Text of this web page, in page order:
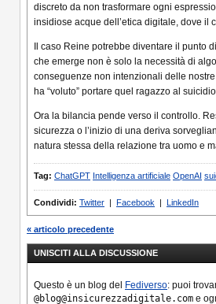
discreto da non trasformare ogni
insidiose acque dell’etica digitale, dove il
Il caso Reine potrebbe diventare il punto
che emerge non è solo la necessità di
conseguenze non intenzionali delle
ha “voluto” portare quel ragazzo al
Ora la bilancia pende verso il controllo.
sicurezza o l’inizio di una deriva
natura stessa della relazione tra uomo e
Tag: ChatGPT Intelligenza artificiale OpenAI
Condividi: Twitter | Facebook | LinkedIn
« articolo precedente
UNISCITI ALLA DISCUSSIONE
Questo è un blog del Fediverso: puoi
@blog@insicurezzadigitale.com e